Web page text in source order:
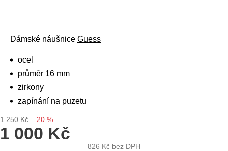
1 250 Kč –20 %
1 000 Kč
826 Kč bez DPH
Dámské náušnice Guess
ocel
průměr 16 mm
zirkony
zapínání na puzetu